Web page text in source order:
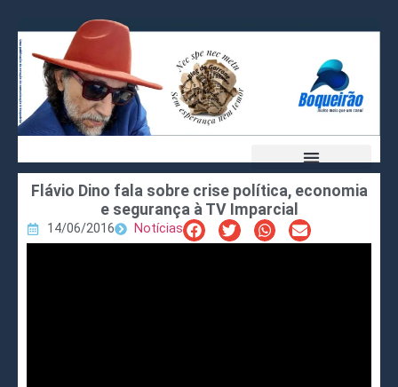
Flávio Dino fala sobre crise política, economia
e segurança à TV Imparcial
14/06/2016 Notícias